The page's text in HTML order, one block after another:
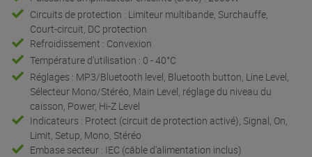
Circuits de protection : Limiteur multibande, Surchauffe,
Court-circuit, DC protection
Refroidissement : Convexion
Température d'utilisation : 0 - 40°C
Réglages : MP3/Bluetooth level, Bluetooth button, Line Level,
Sélecteur Mono/Stéréo, Main Level, réglage du niveau du
caisson, Power, Hi-Z Level
Indicateurs : Protect (circuit de protection activé), Signal, On,
Limit, Setup, Mono, Stéréo
Embase secteur : IEC (câble d'alimentation inclus)